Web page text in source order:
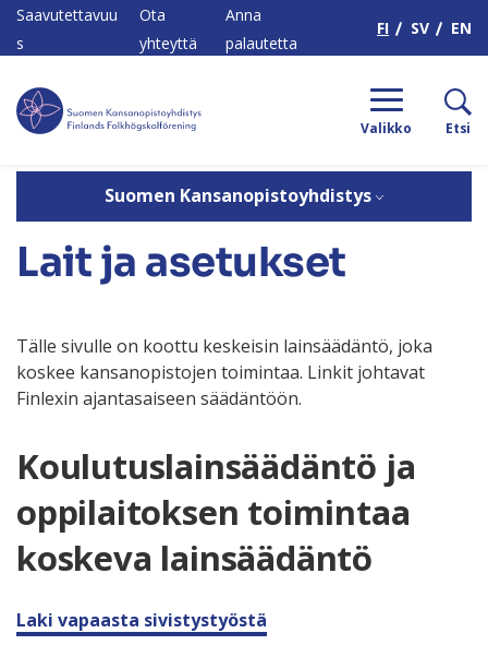
Saavutettavuu
s
Ota
yhteyttä
Anna
palautetta
FI SV EN
Valikko Etsi
Suomen
/ Vaikutamm / Lait ja
Suomen Kansanopistoyhdistys
Lait ja asetukset
Tälle sivulle on koottu keskeisin lainsäädäntö, joka
koskee kansanopistojen toimintaa. Linkit johtavat
Finlexin ajantasaiseen säädäntöön.
Koulutuslainsäädäntö ja
oppilaitoksen toimintaa
koskeva lainsäädäntö
Laki vapaasta sivistystyöstä